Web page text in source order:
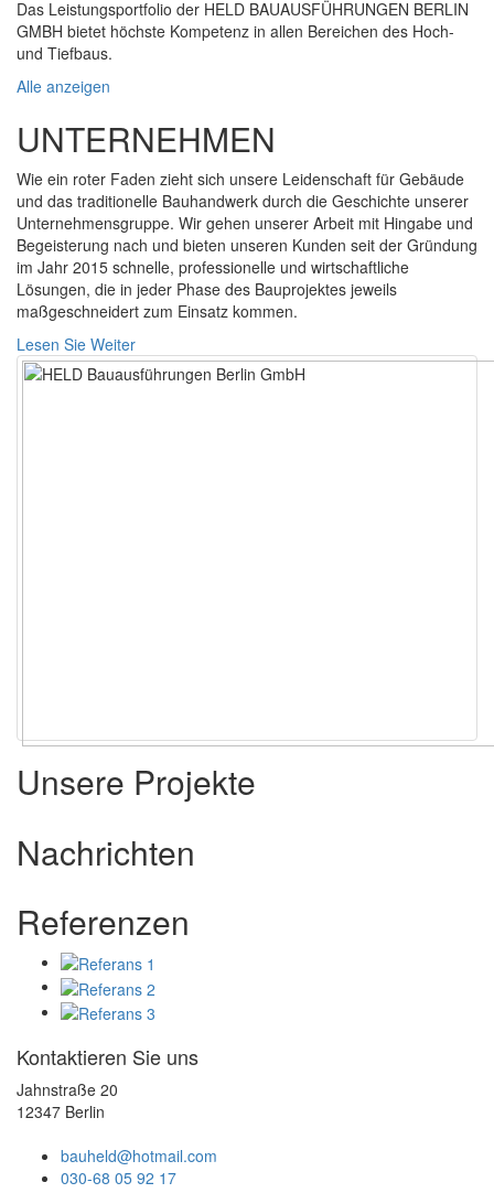
Das Leistungsportfolio der HELD BAUAUSFÜHRUNGEN BERLIN
GMBH bietet höchste Kompetenz in allen Bereichen des Hoch-
und Tiefbaus.
Alle anzeigen
UNTERNEHMEN
Wie ein roter Faden zieht sich unsere Leidenschaft für Gebäude
und das traditionelle Bauhandwerk durch die Geschichte unserer
Unternehmensgruppe. Wir gehen unserer Arbeit mit Hingabe und
Begeisterung nach und bieten unseren Kunden seit der Gründung
im Jahr 2015 schnelle, professionelle und wirtschaftliche
Lösungen, die in jeder Phase des Bauprojektes jeweils
maßgeschneidert zum Einsatz kommen.
Lesen Sie Weiter
Unsere Projekte
Nachrichten
Referenzen
Kontaktieren Sie uns
Jahnstraße 20
12347 Berlin
bauheld@hotmail.com
030-68 05 92 17